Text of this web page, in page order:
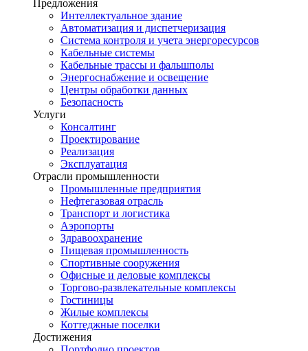
Предложения
Интеллектуальное здание
Автоматизация и диспетчеризация
Система контроля и учета энергоресурсов
Кабельные системы
Кабельные трассы и фальшполы
Энергоснабжение и освещение
Центры обработки данных
Безопасность
Услуги
Консалтинг
Проектирование
Реализация
Эксплуатация
Отрасли промышленности
Промышленные предприятия
Нефтегазовая отрасль
Транспорт и логистика
Аэропорты
Здравоохранение
Пищевая промышленность
Спортивные сооружения
Офисные и деловые комплексы
Торгово-развлекательные комплексы
Гостиницы
Жилые комплексы
Коттеджные поселки
Достижения